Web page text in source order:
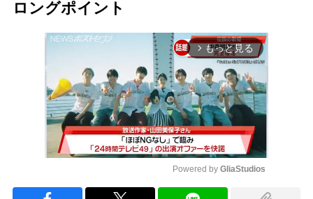
ロングポイント
arrow_forward_ios もっと見る
Powered by GliaStudios